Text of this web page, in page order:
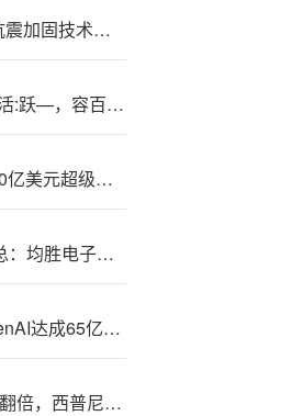
远洋集,团参编‘建筑抗震加固技术新规’助力城市更新建筑安全
电池化学品板块部分活:跃—，容百科技涨超10%
A!MD获美国能源部10亿美元超级计算机合作项目
9月1—7日增减持汇总：均胜电子增持 永鼎股份等29股减持（表）
Co.r—eWeave与OpenAI达成65亿美元合作协议，为下一代人工智能模型提供算力支持
今年<前>五个月净利翻倍，西普尼通过港交所聆讯，中国最大的足金贵金属手表品牌